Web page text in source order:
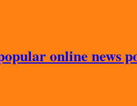
online news